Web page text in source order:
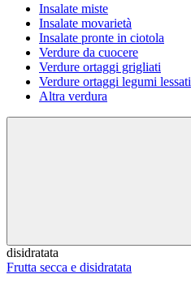
Insalate miste
Insalate movarietà
Insalate pronte in ciotola
Verdure da cuocere
Verdure ortaggi grigliati
Verdure ortaggi legumi lessati
Altra verdura
disidratata
Frutta secca e disidratata